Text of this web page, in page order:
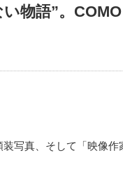
物語”。
写真、そして「映像作